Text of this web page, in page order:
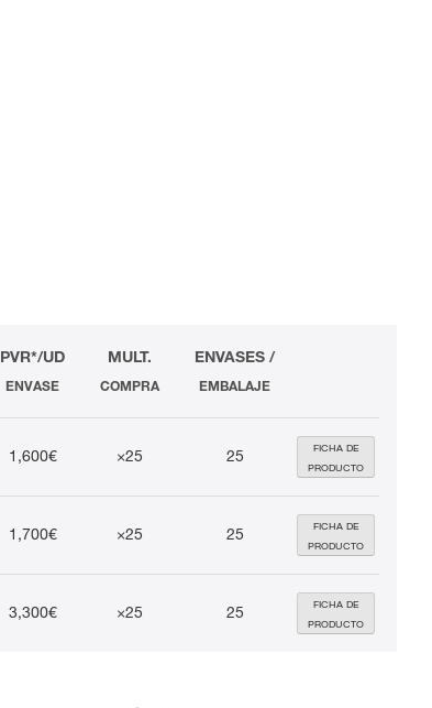
PVR*/UD
ENVASE
MULT.
COMPRA
ENVASES /
EMBALAJE
1,600€ ×25 25
FICHA DE
PRODUCTO
1,700€ ×25 25
FICHA DE
PRODUCTO
3,300€ ×25 25
FICHA DE
PRODUCTO